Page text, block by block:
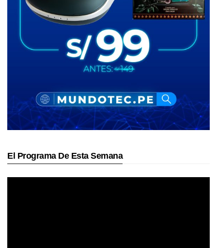
El Programa De Esta Semana